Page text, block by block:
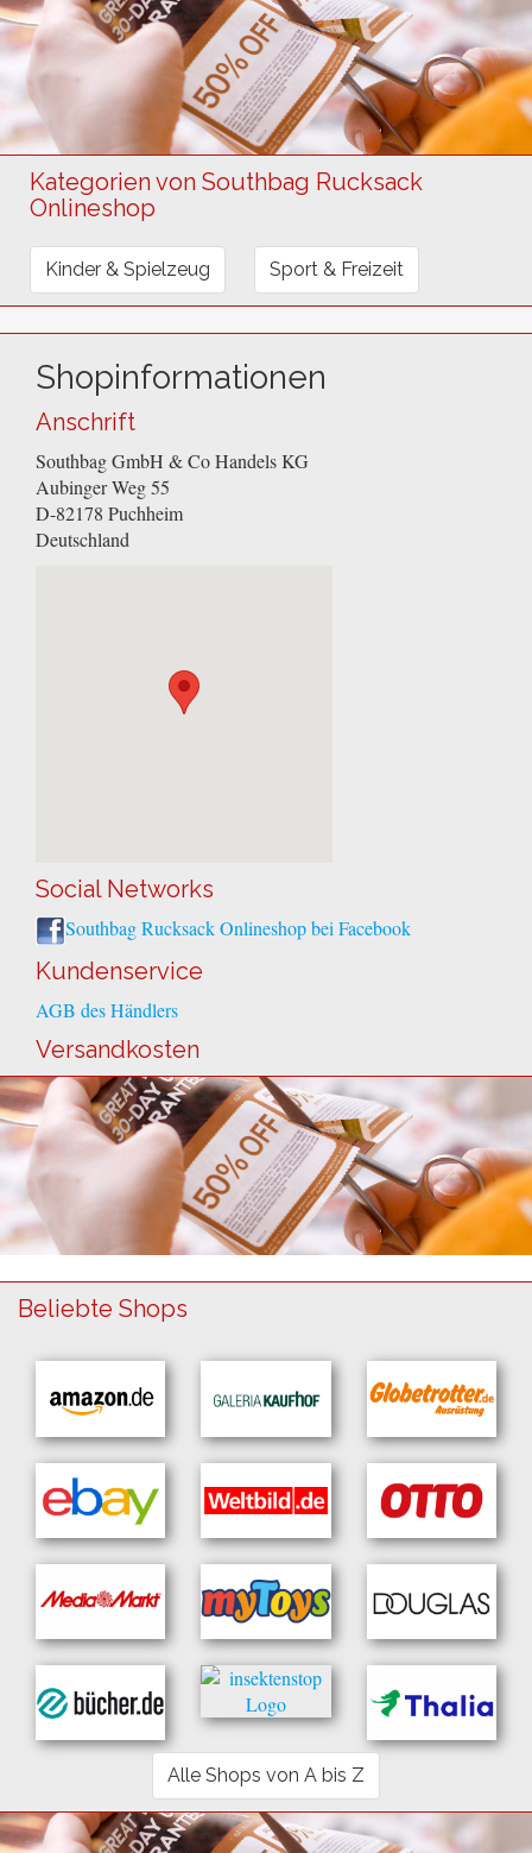
Kategorien von Southbag Rucksack
Onlineshop
Kinder & Spielzeug Sport & Freizeit
Shopinformationen
Anschrift
Southbag GmbH & Co Handels KG
Aubinger Weg 55
D-82178 Puchheim
Deutschland
Social Networks
Southbag Rucksack Onlineshop bei Facebook
Kundenservice
AGB des Händlers
Versandkosten
Beliebte Shops
Alle Shops von A bis Z